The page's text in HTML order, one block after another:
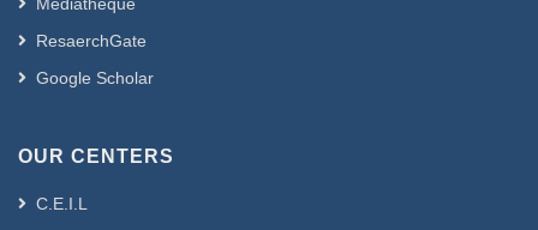
ResaerchGate
Google Scholar
OUR CENTERS
C.E.I.L